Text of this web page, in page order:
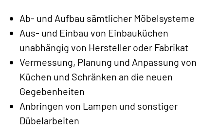
Ab- und Aufbau sämtlicher Möbelsysteme
Aus- und Einbau von Einbauküchen
unabhängig von Hersteller oder Fabrikat
Vermessung, Planung und Anpassung von
Küchen und Schränken an die neuen
Gegebenheiten
Anbringen von Lampen und sonstiger
Dübelarbeiten